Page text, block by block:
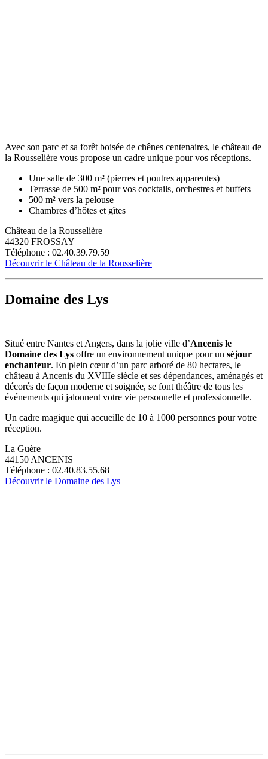
Avec son parc et sa forêt boisée de chênes centenaires, le château de
la Rousselière vous propose un cadre unique pour vos réceptions.
Une salle de 300 m² (pierres et poutres apparentes)
Terrasse de 500 m² pour vos cocktails, orchestres et buffets
500 m² vers la pelouse
Chambres d’hôtes et gîtes
Château de la Rousselière
44320 FROSSAY
Téléphone : 02.40.39.79.59
Découvrir le Château de la Rousselière
Domaine des Lys
Situé entre Nantes et Angers, dans la jolie ville d’Ancenis le
Domaine des Lys offre un environnement unique pour un séjour
enchanteur. En plein cœur d’un parc arboré de 80 hectares, le
château à Ancenis du XVIIIe siècle et ses dépendances, aménagés et
décorés de façon moderne et soignée, se font théâtre de tous les
événements qui jalonnent votre vie personnelle et professionnelle.
Un cadre magique qui accueille de 10 à 1000 personnes pour votre
réception.
La Guère
44150 ANCENIS
Téléphone : 02.40.83.55.68
Découvrir le Domaine des Lys